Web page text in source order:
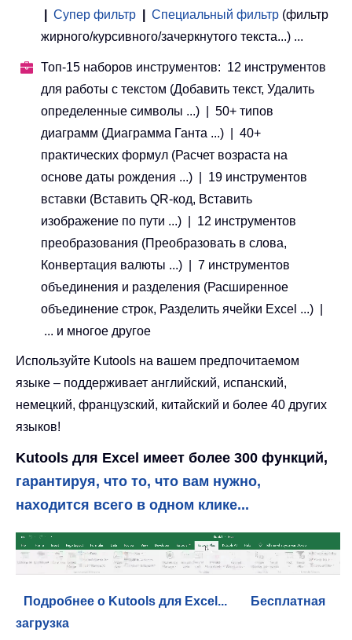
Супер фильтр Специальный фильтр (фильтр
жирного/курсивного/зачеркнутого текста...) ...
Топ-15 наборов инструментов: 12 инструментов
для работы с текстом (Добавить текст, Удалить
определенные символы ...) | 50+ типов
диаграмм (Диаграмма Ганта ...) | 40+
практических формул (Расчет возраста на
основе даты рождения ...) | 19 инструментов
вставки (Вставить QR-код, Вставить
изображение по пути ...) | 12 инструментов
преобразования (Преобразовать в слова,
Конвертация валюты ...) | 7 инструментов
объединения и разделения (Расширенное
объединение строк, Разделить ячейки Excel ...) |
... и многое другое
Используйте Kutools на вашем предпочитаемом
языке – поддерживает английский, испанский,
немецкий, французский, китайский и более 40 других
языков!
Kutools для Excel имеет более 300 функций,
гарантируя, что то, что вам нужно,
находится всего в одном клике...
Подробнее о Kutools для Excel...
Бесплатная
загрузка